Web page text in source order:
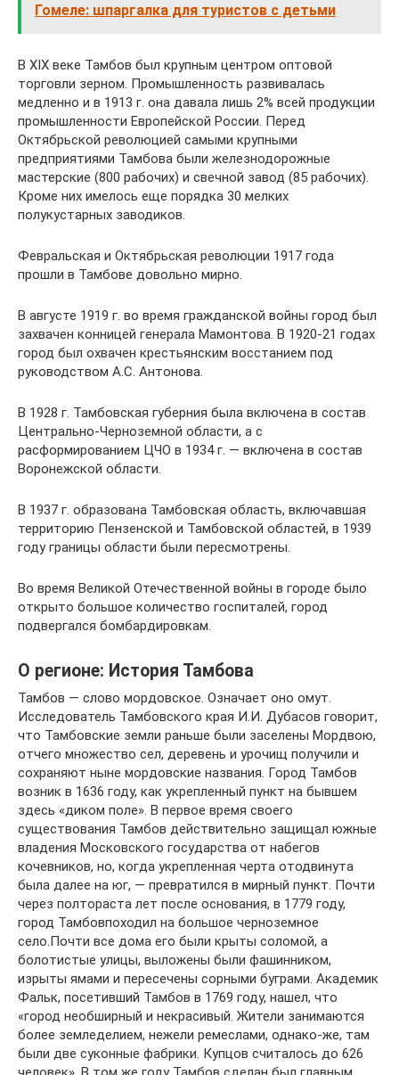
Гомеле: шпаргалка для туристов с детьми
В XIX веке Тамбов был крупным центром оптовой
торговли зерном. Промышленность развивалась
медленно и в 1913 г. она давала лишь 2% всей продукции
промышленности Европейской России. Перед
Октябрьской революцией самыми крупными
предприятиями Тамбова были железнодорожные
мастерские (800 рабочих) и свечной завод (85 рабочих).
Кроме них имелось еще порядка 30 мелких
полукустарных заводиков.
Февральская и Октябрьская революции 1917 года
прошли в Тамбове довольно мирно.
В августе 1919 г. во время гражданской войны город был
захвачен конницей генерала Мамонтова. В 1920-21 годах
город был охвачен крестьянским восстанием под
руководством А.С. Антонова.
В 1928 г. Тамбовская губерния была включена в состав
Центрально-Черноземной области, а с
расформированием ЦЧО в 1934 г. — включена в состав
Воронежской области.
В 1937 г. образована Тамбовская область, включавшая
территорию Пензенской и Тамбовской областей, в 1939
году границы области были пересмотрены.
Во время Великой Отечественной войны в городе было
открыто большое количество госпиталей, город
подвергался бомбардировкам.
О регионе: История Тамбова
Тамбов — слово мордовское. Означает оно омут.
Исследователь Тамбовского края И.И. Дубасов говорит,
что Тамбовские земли раньше были заселены Мордвою,
отчего множество сел, деревень и урочищ получили и
сохраняют ныне мордовские названия. Город Тамбов
возник в 1636 году, как укрепленный пункт на бывшем
здесь «диком поле». В первое время своего
существования Тамбов действительно защищал южные
владения Московского государства от набегов
кочевников, но, когда укрепленная черта отодвинута
была далее на юг, — превратился в мирный пункт. Почти
через полтораста лет после основания, в 1779 году,
город Тамбовпоходил на большое черноземное
село.Почти все дома его были крыты соломой, а
болотистые улицы, выложены были фашинником,
изрыты ямами и пересечены сорными буграми. Академик
Фальк, посетивший Тамбов в 1769 году, нашел, что
«город необширный и некрасивый. Жители занимаются
более земледелием, нежели ремеслами, однако-же, там
были две суконные фабрики. Купцов считалось до 626